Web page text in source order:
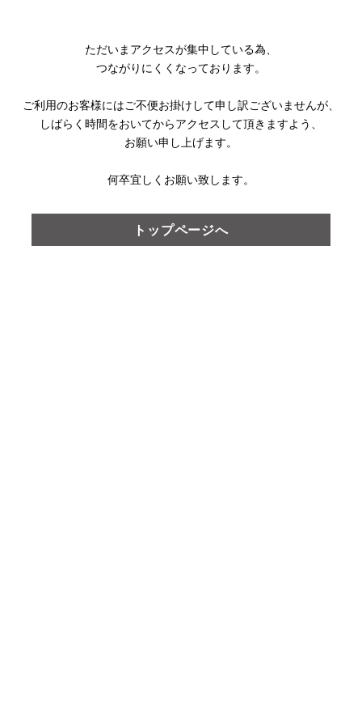
ただいまアクセスが集中している為、
つながりにくくなっております。
ご利用のお客様にはご不便お掛けして申し訳ございませんが、
しばらく時間をおいてからアクセスして頂きますよう、
お願い申し上げます。
何卒宜しくお願い致します。
トップページへ